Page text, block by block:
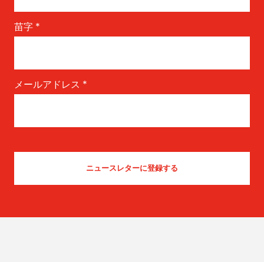
苗字 *
メールアドレス *